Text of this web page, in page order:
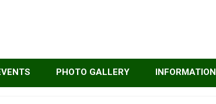
PHOTO GALLERY INFORMATION